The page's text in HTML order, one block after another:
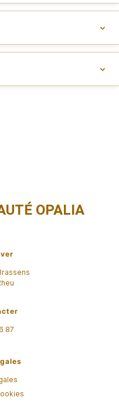
OPALIA
87